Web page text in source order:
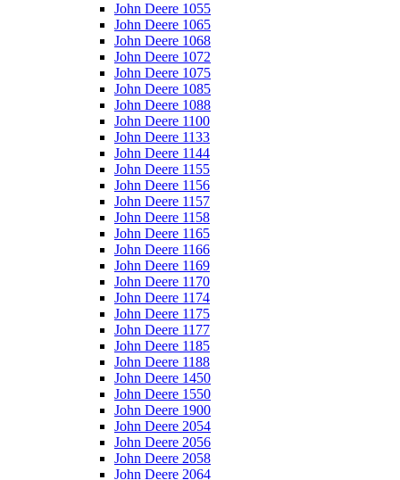
John Deere 1055
John Deere 1065
John Deere 1068
John Deere 1072
John Deere 1075
John Deere 1085
John Deere 1088
John Deere 1100
John Deere 1133
John Deere 1144
John Deere 1155
John Deere 1156
John Deere 1157
John Deere 1158
John Deere 1165
John Deere 1166
John Deere 1169
John Deere 1170
John Deere 1174
John Deere 1175
John Deere 1177
John Deere 1185
John Deere 1188
John Deere 1450
John Deere 1550
John Deere 1900
John Deere 2054
John Deere 2056
John Deere 2058
John Deere 2064